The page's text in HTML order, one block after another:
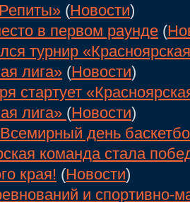
(Новости)
в первом раунде (
турнир
лига» (Новости)
стартует
лига» (Новости)
день
команда стала
края! (Новости)
и спортивно-